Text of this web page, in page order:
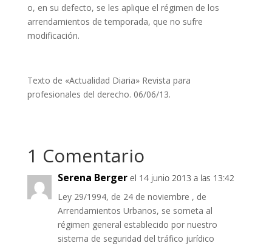
o, en su defecto, se les aplique el régimen de los
arrendamientos de temporada, que no sufre
modificación.
Texto de «Actualidad Diaria» Revista para
profesionales del derecho. 06/06/13.
1 Comentario
Serena Berger el 14 junio 2013 a las 13:42
Ley 29/1994, de 24 de noviembre , de
Arrendamientos Urbanos, se someta al
régimen general establecido por nuestro
sistema de seguridad del tráfico jurídico